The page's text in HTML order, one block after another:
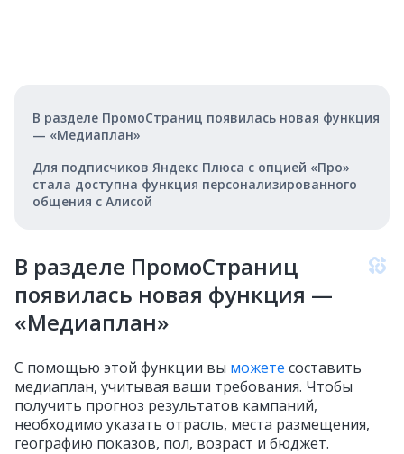
В разделе ПромоСтраниц появилась новая функция
— «Медиаплан»
Для подписчиков Яндекс Плюса с опцией «Про»
стала доступна функция персонализированного
общения с Алисой
В разделе ПромоСтраниц
появилась новая функция —
«Медиаплан»
С помощью этой функции вы можете составить
медиаплан, учитывая ваши требования. Чтобы
получить прогноз результатов кампаний,
необходимо указать отрасль, места размещения,
географию показов, пол, возраст и бюджет.